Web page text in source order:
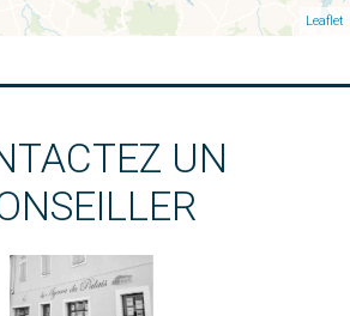
Leaflet
UN